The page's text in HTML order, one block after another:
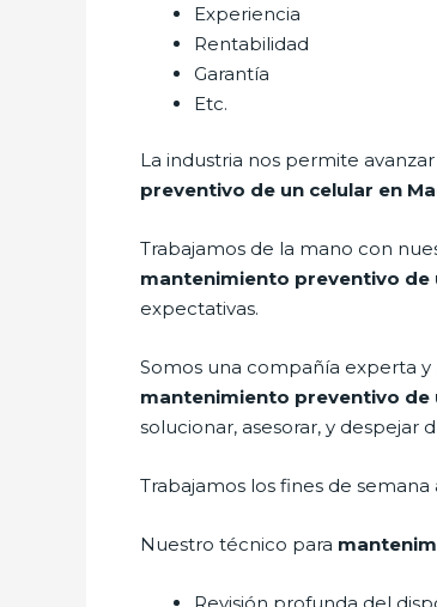
Experiencia
Rentabilidad
Garantía
Etc.
La industria nos permite
preventivo de un celular en
Trabajamos de la mano con
mantenimiento preventivo de
expectativas.
Somos una compañía experta
mantenimiento preventivo de
solucionar, asesorar, y despejar
Trabajamos los fines de
Nuestro técnico para